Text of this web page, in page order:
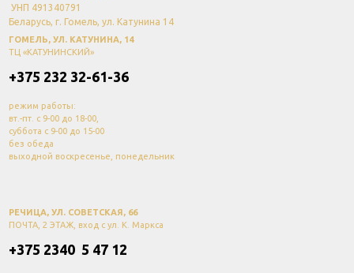
УНП 491340791
Беларусь, г. Гомель, ул. Катунина 14
ГОМЕЛЬ, УЛ. КАТУНИНА, 14
ТЦ «КАТУНИНСКИЙ»
+375 232 32-61-36
режим работы:
вт.-пт. с 9-00 до 18-00,
суббота с 9-00 до 15-00
без обеда
выходной воскресенье, понедельник
РЕЧИЦА, УЛ. СОВЕТСКАЯ, 66
ПОЧТА, 2 ЭТАЖ, вход с ул. К. Маркса
+375 2340 5 47 12